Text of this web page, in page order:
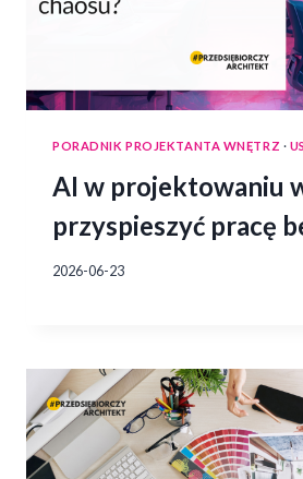
PORADNIK PROJEKTANTA WNĘTRZ ·
AI w projektowaniu
przyspieszyć pracę
2026-06-23